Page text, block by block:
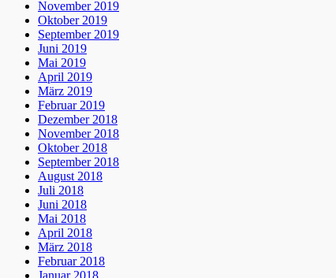
November 2019
Oktober 2019
September 2019
Juni 2019
Mai 2019
April 2019
März 2019
Februar 2019
Dezember 2018
November 2018
Oktober 2018
September 2018
August 2018
Juli 2018
Juni 2018
Mai 2018
April 2018
März 2018
Februar 2018
Januar 2018